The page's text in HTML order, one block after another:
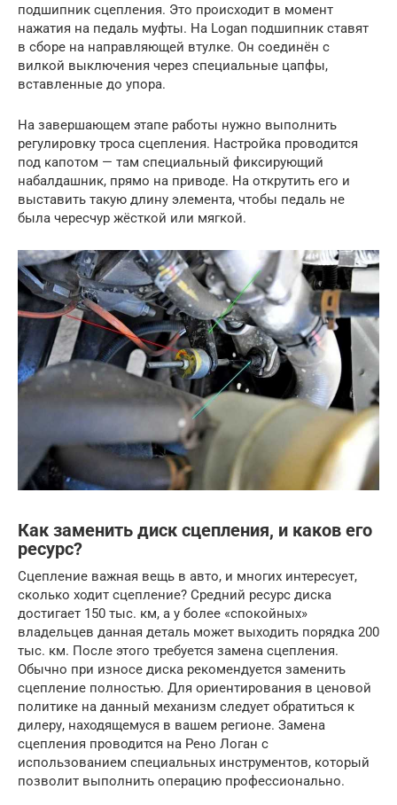
подшипник сцепления. Это происходит в момент
нажатия на педаль муфты. На Logan подшипник ставят
в сборе на направляющей втулке. Он соединён с
вилкой выключения через специальные цапфы,
вставленные до упора.
На завершающем этапе работы нужно выполнить
регулировку троса сцепления. Настройка проводится
под капотом — там специальный фиксирующий
набалдашник, прямо на приводе. На открутить его и
выставить такую длину элемента, чтобы педаль не
была чересчур жёсткой или мягкой.
Как заменить диск сцепления, и каков его
ресурс?
Сцепление важная вещь в авто, и многих интересует,
сколько ходит сцепление? Средний ресурс диска
достигает 150 тыс. км, а у более «спокойных»
владельцев данная деталь может выходить порядка 200
тыс. км. После этого требуется замена сцепления.
Обычно при износе диска рекомендуется заменить
сцепление полностью. Для ориентирования в ценовой
политике на данный механизм следует обратиться к
дилеру, находящемуся в вашем регионе. Замена
сцепления проводится на Рено Логан с
использованием специальных инструментов, который
позволит выполнить операцию профессионально.